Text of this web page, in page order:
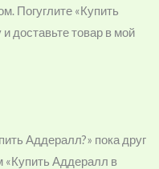
Погуглите «Купить
доставьте товар в мой
Аддералл?» пока друг
«Купить Аддералл в